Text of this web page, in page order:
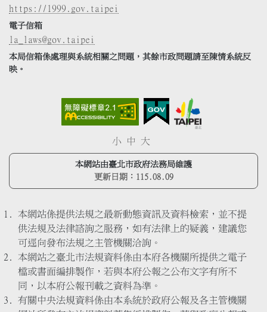
https://1999.gov.taipei
電子信箱
la_laws@gov.taipei
本局信箱係處理與系統相關之問題，其餘市政問題請至陳情系統反
映。
小 中 大
本網站由臺北市政府法務局維護
更新日期： 115.08.09
本網站係提供法規之最新動態資訊及資料檢索，並不提
供法規及法律諮詢之服務，如有法律上的疑義，建議您
可逕向發布法規之主管機關洽詢。
本網站之臺北市法規資料係由本府各機關所提供之電子
檔或書面編排製作，若與本府公報之公布文字有所不
同，以本府公報刊載之資料為準。
有關中央法規資料係由本系統於政府公報及各主管機關